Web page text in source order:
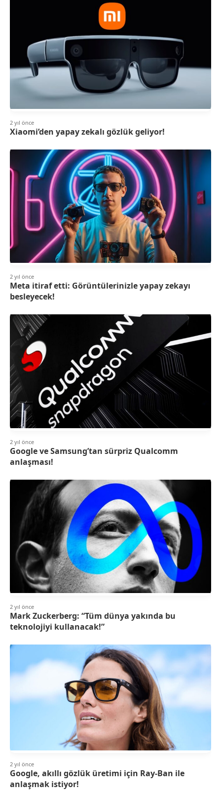
2 yıl önce
Xiaomi’den yapay zekalı gözlük geliyor!
2 yıl önce
Meta itiraf etti: Görüntülerinizle yapay zekayı
besleyecek!
2 yıl önce
Google ve Samsung’tan sürpriz Qualcomm
anlaşması!
2 yıl önce
Mark Zuckerberg: “Tüm dünya yakında bu
teknolojiyi kullanacak!”
2 yıl önce
Google, akıllı gözlük üretimi için Ray-Ban ile
anlaşmak istiyor!